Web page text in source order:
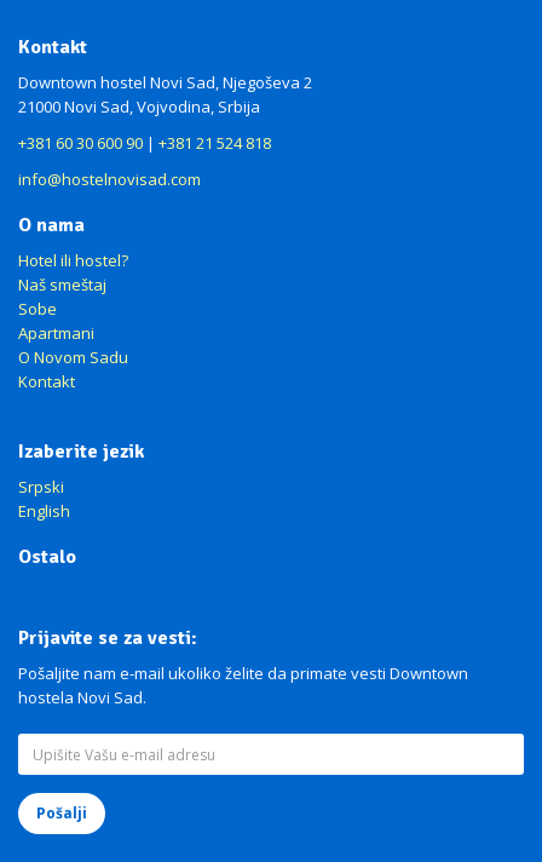
Kontakt
Downtown hostel Novi Sad, Njegoševa 2
21000 Novi Sad, Vojvodina, Srbija
+381 60 30 600 90 | +381 21 524 818
info@hostelnovisad.com
O nama
Hotel ili hostel?
Naš smeštaj
Sobe
Apartmani
O Novom Sadu
Kontakt
Izaberite jezik
Srpski
English
Ostalo
Prijavite se za vesti:
Pošaljite nam e-mail ukoliko želite da primate vesti Downtown
hostela Novi Sad.